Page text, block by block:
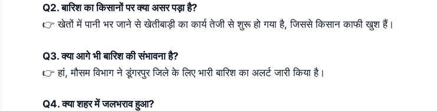
Q2. बारिश का किसानों पर क्या असर पड़ा है?
👉 खेतों में पानी भर जाने से खेतीबाड़ी का कार्य तेजी से शुरू हो गया है, जिससे किसान काफी खुश हैं।
Q3. क्या आगे भी बारिश की संभावना है?
👉 हां, मौसम विभाग ने डूंगरपुर जिले के लिए भारी बारिश का अलर्ट जारी किया है।
Q4. क्या शहर में जलभराव हुआ?